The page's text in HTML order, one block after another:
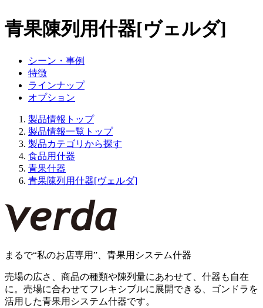
青果陳列用什器[ヴェルダ]
シーン・事例
特徴
ラインナップ
オプション
製品情報トップ
製品情報一覧トップ
製品カテゴリから探す
食品用什器
青果什器
青果陳列用什器[ヴェルダ]
まるで“私のお店専用”、青果用システム什器
売場の広さ、商品の種類や陳列量にあわせて、什器も自在
に。売場に合わせてフレキシブルに展開できる、ゴンドラを
活用した青果用システム什器です。